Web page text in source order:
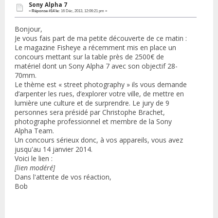
Sony Alpha 7
« Réponse #14 le: 16 Déc, 2013, 12:06:21 pm »
Bonjour,
Je vous fais part de ma petite découverte de ce matin :
Le magazine Fisheye a récemment mis en place un
concours mettant sur la table près de 2500€ de
matériel dont un Sony Alpha 7 avec son objectif 28-
70mm.
Le thème est « street photography » ils vous demande
d’arpenter les rues, d’explorer votre ville, de mettre en
lumière une culture et de surprendre. Le jury de 9
personnes sera présidé par Christophe Brachet,
photographe professionnel et membre de la Sony
Alpha Team.
Un concours sérieux donc, à vos appareils, vous avez
jusqu'au 14 janvier 2014.
Voici le lien :
[lien modéré]
Dans l'attente de vos réaction,
Bob